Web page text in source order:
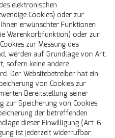
elektronischen
Cookies) oder zur
erwünschter Funktionen
Warenkorbfunktion) oder zur
zur Messung des
werden auf Grundlage von Art.
sofern keine andere
Der Websitebetreiber hat ein
von Cookies zur
Bereitstellung seiner
zur Speicherung von Cookies
der betreffenden
dieser Einwilligung (Art. 6
ist jederzeit widerrufbar.